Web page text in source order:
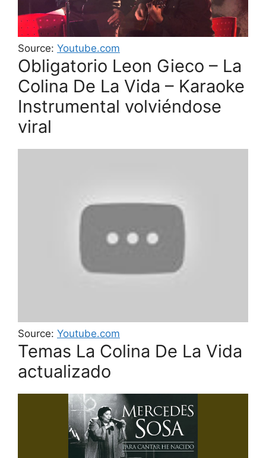
Source: Youtube.com
Obligatorio Leon Gieco – La
Colina De La Vida – Karaoke
Instrumental volviéndose
viral
Source: Youtube.com
Temas La Colina De La Vida
actualizado